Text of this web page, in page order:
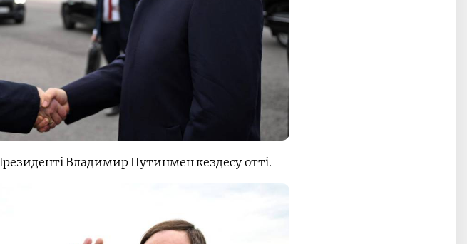
Владимир Путинмен кездесу өтті.